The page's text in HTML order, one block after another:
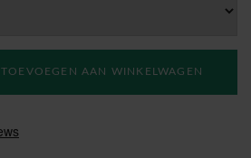
TOEVOEGEN AAN WINKELWAGEN